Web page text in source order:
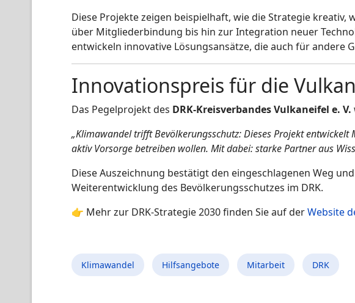
Diese Projekte zeigen beispielhaft, wie die Strategie
über Mitgliederbindung bis hin zur Integration neuer
entwickeln innovative Lösungsansätze, die auch für andere
Innovationspreis für die
Das Pegelprojekt des DRK-Kreisverbandes Vulkaneifel e. V.
„Klimawandel trifft Bevölkerungsschutz: Dieses Projekt
aktiv Vorsorge betreiben wollen. Mit dabei: starke Partner aus
Diese Auszeichnung bestätigt den eingeschlagenen Weg
Weiterentwicklung des Bevölkerungsschutzes im DRK.
👉 Mehr zur DRK-Strategie 2030 finden Sie auf derWebsite
Klimawandel Hilfsangebote Mitarbeit DRK